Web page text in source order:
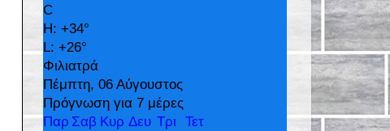
C
H: +34°
L: +26°
Φιλιατρά
Πέμπτη, 06 Αύγουστος
Πρόγνωση για 7 μέρες
Παρ Σαβ Κυρ Δευ Τρι
Τετ